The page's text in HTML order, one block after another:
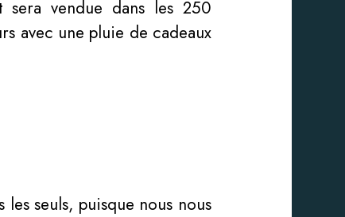
sera vendue dans les 250
avec une pluie de cadeaux
les seuls, puisque nous nous